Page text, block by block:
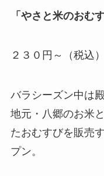
「やさと米のおむす
２３０円～（税込）
バラシーズン中は
地元・八郷のお米
たおむすびを販売
プン。